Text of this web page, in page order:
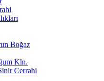
Boğaz
Kln.
Cerrahi